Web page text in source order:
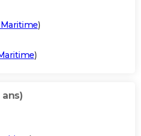
)
)
ans)